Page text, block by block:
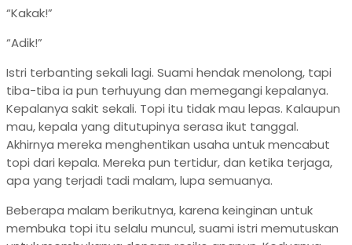
“Kakak!”
“Adik!”
Istri terbanting sekali lagi. Suami hendak menolong, tapi
tiba-tiba ia pun terhuyung dan memegangi kepalanya.
Kepalanya sakit sekali. Topi itu tidak mau lepas. Kalaupun
mau, kepala yang ditutupinya serasa ikut tanggal.
Akhirnya mereka menghentikan usaha untuk mencabut
topi dari kepala. Mereka pun tertidur, dan ketika terjaga,
apa yang terjadi tadi malam, lupa semuanya.
Beberapa malam berikutnya, karena keinginan untuk
membuka topi itu selalu muncul, suami istri memutuskan